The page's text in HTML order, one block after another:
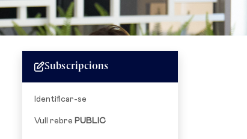
Subscripcions
Identificar-se
Vull rebre PUBLIC